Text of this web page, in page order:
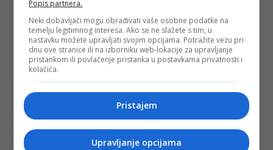
Popis partnera.
Neki dobavljači mogu obrađivati vaše osobne podatke na
temelju legitimnog interesa. Ako se ne slažete s tim, u
nastavku možete upravljati svojim opcijama. Potražite vezu pri
dnu ove stranice ili na izborniku web-lokacije za upravljanje
pristankom ili povlačenje pristanka u postavkama privatnosti i
kolačića.
Pristajem
Upravljanje opcijama